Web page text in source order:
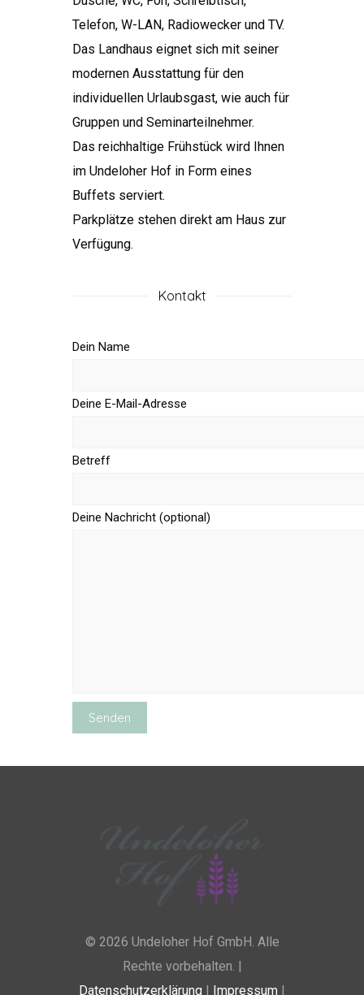
Telefon, W-LAN, Radiowecker und TV.
Das Landhaus eignet sich mit seiner
modernen Ausstattung für den
individuellen Urlaubsgast, wie auch für
Gruppen und Seminarteilnehmer.
Das reichhaltige Frühstück wird Ihnen
im Undeloher Hof in Form eines
Buffets serviert.
Parkplätze stehen direkt am Haus zur
Verfügung.
Kontakt
Dein Name
Deine E-Mail-Adresse
Betreff
Deine Nachricht (optional)
© 2026 Undeloher Hof GmbH. Alle
Rechte vorbehalten. |
Datenschutzerklärung | Impressum |